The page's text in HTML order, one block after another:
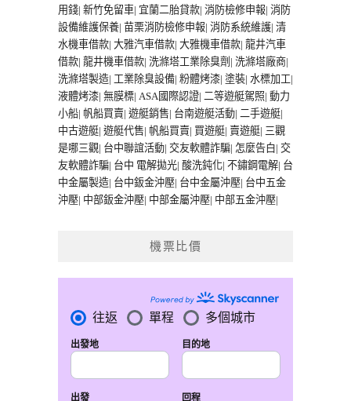
用錢| 新竹免留車| 宜蘭二胎貸款| 消防檢修申報| 消防
設備維護保養| 苗栗消防檢修申報| 消防系統維護| 清
水機車借款| 大雅汽車借款| 大雅機車借款| 龍井汽車
借款| 龍井機車借款| 洗滌塔工業除臭劑 | 洗滌塔廠商|
洗滌塔製造| 工業除臭設備| 粉體烤漆| 塗裝| 水標加工|
液體烤漆| 無膜標| ASA國際認證| 二等遊艇駕照| 動力
小船| 帆船買賣| 遊艇銷售| 台南遊艇活動| 二手遊艇|
中古遊艇| 遊艇代售| 帆船買賣| 買遊艇| 賣遊艇| 三觀
是哪三觀| 台中聯誼活動| 交友軟體詐騙| 怎麼告白| 交
友軟體詐騙| 台中 電解拋光| 酸洗鈍化| 不鏽鋼電解| 台
中金屬製造| 台中鈑金沖壓| 台中金屬沖壓| 台中五金
沖壓| 中部鈑金沖壓| 中部金屬沖壓| 中部五金沖壓|
機票比價